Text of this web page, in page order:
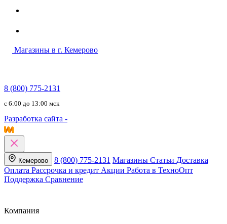
Магазины в г. Кемерово
8 (800) 775-2131
c 6:00 до 13:00 мск
Разработка сайта -
Кемерово 8 (800) 775-2131 Магазины Статьи Доставка
Оплата Рассрочка и кредит Акции Работа в ТехноОпт
Поддержка Сравнение
Компания